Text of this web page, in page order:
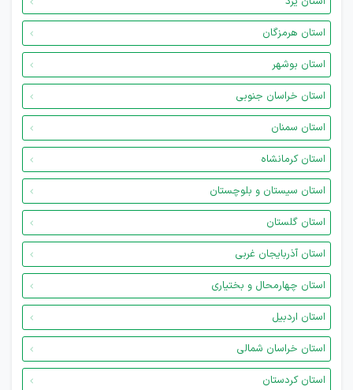
استان هرمزگان
استان بوشهر
استان خراسان جنوبی
استان سمنان
استان کرمانشاه
استان سیستان و بلوچستان
استان گلستان
استان آذربایجان غربی
استان چهارمحال و بختیاری
استان اردبیل
استان خراسان شمالی
استان کردستان